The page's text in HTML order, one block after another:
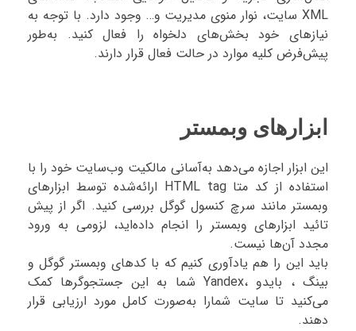
XML سایت، نوار منوی مدیریت و… وجود دارد. با توجه به
نیازهای خود بخش‌های دلخواه را فعال کنید. به‌طور
پیش‌فرض کلیه موارد در حالت فعال قرار دارند.
ابزارهای وبمستر
این ابزار اجازه می‌دهد به‌آسانی مالکیت وب‌سایت خود را با
استفاده از کد متا HTML tag ارائه‌شده توسط ابزارهای
وبمستر مانند سرچ کنسول گوگل بررسی کنید. اگر از پیش
تائید ابزارهای وبمستر را انجام داده‌اید، لزومی به ورود
مجدد آن‌ها نیست.
باید این را هم یادآوری کنیم که با کدهای وبمستر گوگل و
بینگ ، بایدو ،Yandex شما به این جستجوگر‌ها کمک
می‌کنید تا سایت شمارا به‌صورت کامل مورد ارزیابی قرار
دهند.